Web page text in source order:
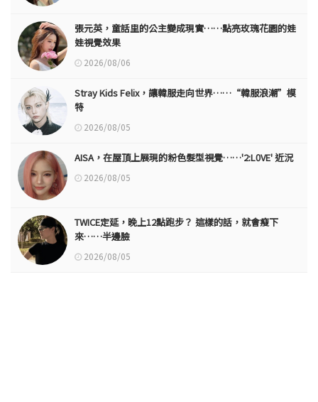
張元英，童話里的公主變成現實……點亮玫瑰花園的娃
娃視覺效果
2026/08/06
Stray Kids Felix，讓韓服走向世界……“韓服浪潮”模
特
2026/08/05
AISA，在屋頂上展現的粉色髮型視覺……'2:L0VE' 近況
2026/08/05
TWICE定延，晚上12點跑步？ 這樣的話，就會瘦下
來……半邊臉
2026/08/05